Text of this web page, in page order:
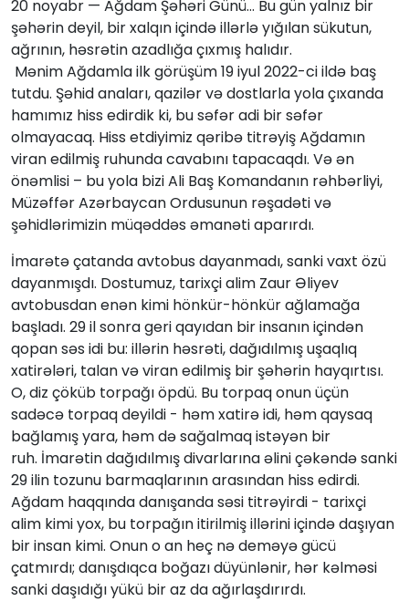
20 noyabr — Ağdam Şəhəri Günü… Bu gün yalnız bir
şəhərin deyil, bir xalqın içində illərlə yığılan sükutun,
ağrının, həsrətin azadlığa çıxmış halıdır.
Mənim Ağdamla ilk görüşüm 19 iyul 2022-ci ildə baş
tutdu. Şəhid anaları, qazilər və dostlarla yola çıxanda
hamımız hiss edirdik ki, bu səfər adi bir səfər
olmayacaq. Hiss etdiyimiz qəribə titrəyiş Ağdamın
viran edilmiş ruhunda cavabını tapacaqdı. Və ən
önəmlisi – bu yola bizi Ali Baş Komandanın rəhbərliyi,
Müzəffər Azərbaycan Ordusunun rəşadəti və
şəhidlərimizin müqəddəs əmanəti aparırdı.
İmarətə çatanda avtobus dayanmadı, sanki vaxt özü
dayanmışdı. Dostumuz, tarixçi alim Zaur Əliyev
avtobusdan enən kimi hönkür-hönkür ağlamağa
başladı. 29 il sonra geri qayıdan bir insanın içindən
qopan səs idi bu: illərin həsrəti, dağıdılmış uşaqlıq
xatirələri, talan və viran edilmiş bir şəhərin hayqırtısı.
O, diz çöküb torpağı öpdü. Bu torpaq onun üçün
sadəcə torpaq deyildi - həm xatirə idi, həm qaysaq
bağlamış yara, həm də sağalmaq istəyən bir
ruh. İmarətin dağıdılmış divarlarına əlini çəkəndə sanki
29 ilin tozunu barmaqlarının arasından hiss edirdi.
Ağdam haqqında danışanda səsi titrəyirdi - tarixçi
alim kimi yox, bu torpağın itirilmiş illərini içində daşıyan
bir insan kimi. Onun o an heç nə deməyə gücü
çatmırdı; danışdıqca boğazı düyünlənir, hər kəlməsi
sanki daşıdığı yükü bir az da ağırlaşdırırdı.